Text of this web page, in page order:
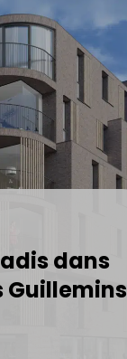
dans
Guillemins